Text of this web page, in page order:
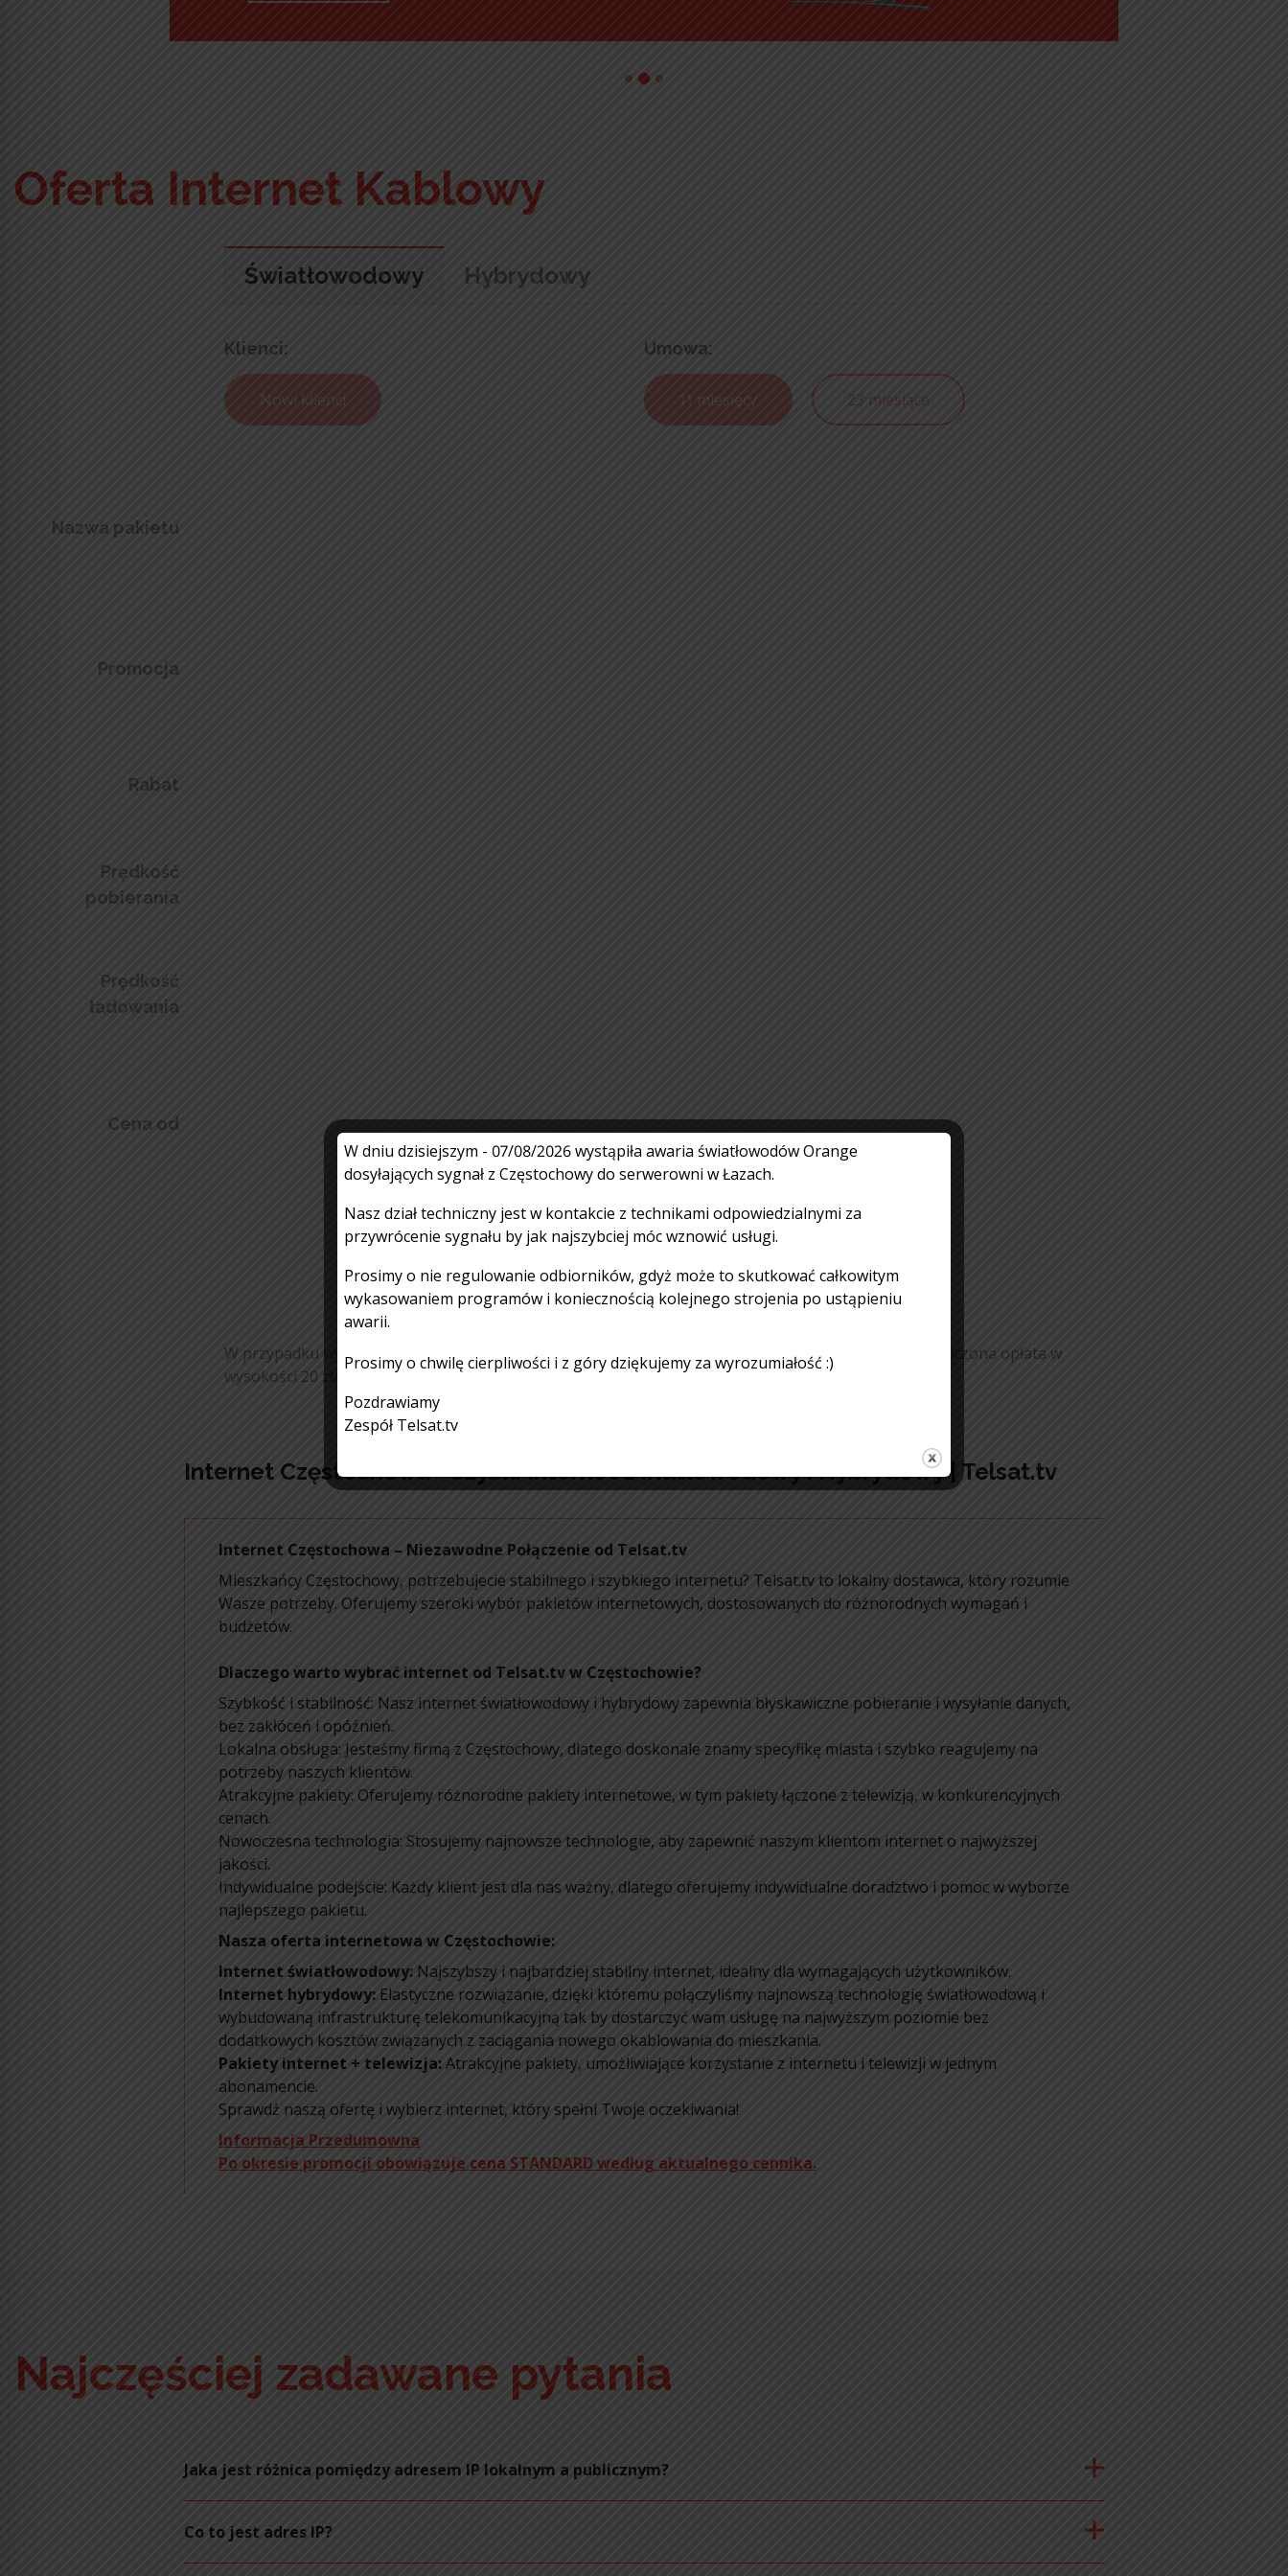
Oferta Internet Kablowy
Światłowodowy Hybrydowy
Klienci:
Nowi klienci
Umowa:
11 miesięcy 23 miesiące
Nazwa pakietu
Promocja
Rabat
Prędkość
pobierania
Prędkość
ładowania
Cena od
W przypadku wykonania przyłącza w zabudowie stojącej/jednorodzinnej do abonamentu zostanie doliczona opłata w
wysokości 20 zł/m-c. Kosz przyłącza do zabudowy jednorodzinnej podany jest po wizji technicznej
Internet Częstochowa - Szybki Internet Światłowodowy i Hybrydowy | Telsat.tv
Internet Częstochowa – Niezawodne Połączenie od Telsat.tv
Mieszkańcy Częstochowy, potrzebujecie stabilnego i szybkiego internetu? Telsat.tv to lokalny dostawca, który rozumie
Wasze potrzeby. Oferujemy szeroki wybór pakietów internetowych, dostosowanych do różnorodnych wymagań i
budżetów.
Dlaczego warto wybrać internet od Telsat.tv w Częstochowie?
Szybkość i stabilność: Nasz internet światłowodowy i hybrydowy zapewnia błyskawiczne pobieranie i wysyłanie danych,
bez zakłóceń i opóźnień.
Lokalna obsługa: Jesteśmy firmą z Częstochowy, dlatego doskonale znamy specyfikę miasta i szybko reagujemy na
potrzeby naszych klientów.
Atrakcyjne pakiety: Oferujemy różnorodne pakiety internetowe, w tym pakiety łączone z telewizją, w konkurencyjnych
cenach.
Nowoczesna technologia: Stosujemy najnowsze technologie, aby zapewnić naszym klientom internet o najwyższej
jakości.
Indywidualne podejście: Każdy klient jest dla nas ważny, dlatego oferujemy indywidualne doradztwo i pomoc w wyborze
najlepszego pakietu.
Nasza oferta internetowa w Częstochowie:
Internet światłowodowy: Najszybszy i najbardziej stabilny internet, idealny dla wymagających użytkowników.
Internet hybrydowy: Elastyczne rozwiązanie, dzięki któremu połączyliśmy najnowszą technologię światłowodową i
wybudowaną infrastrukturę telekomunikacyjną tak by dostarczyć wam usługę na najwyższym poziomie bez
dodatkowych kosztów związanych z zaciągania nowego okablowania do mieszkania.
Pakiety internet + telewizja:Atrakcyjne pakiety, umożliwiające korzystanie z internetu i telewizji w jednym
abonamencie.
Sprawdź naszą ofertę i wybierz internet, który spełni Twoje oczekiwania!
Informacja Przedumowna
Po okresie promocji obowiązuje cena STANDARDwedług aktualnego cennika.
Najczęściej zadawane pytania
Jaka jest różnica pomiędzy adresem IP lokalnym a publicznym?
Co to jest adres IP?
W dniu dzisiejszym - 07/08/2026 wystąpiła awaria światłowodów Orange
dosyłających sygnał z Częstochowy do serwerowni w Łazach.
Nasz dział techniczny jest w kontakcie z technikami odpowiedzialnymi za
przywrócenie sygnału by jak najszybciej móc wznowić usługi.
Prosimy o nie regulowanie odbiorników, gdyż może to skutkować całkowitym
wykasowaniem programów i koniecznością kolejnego strojenia po ustąpieniu
awarii.
Prosimy o chwilę cierpliwości i z góry dziękujemy za wyrozumiałość :)
Pozdrawiamy
Zespół Telsat.tv